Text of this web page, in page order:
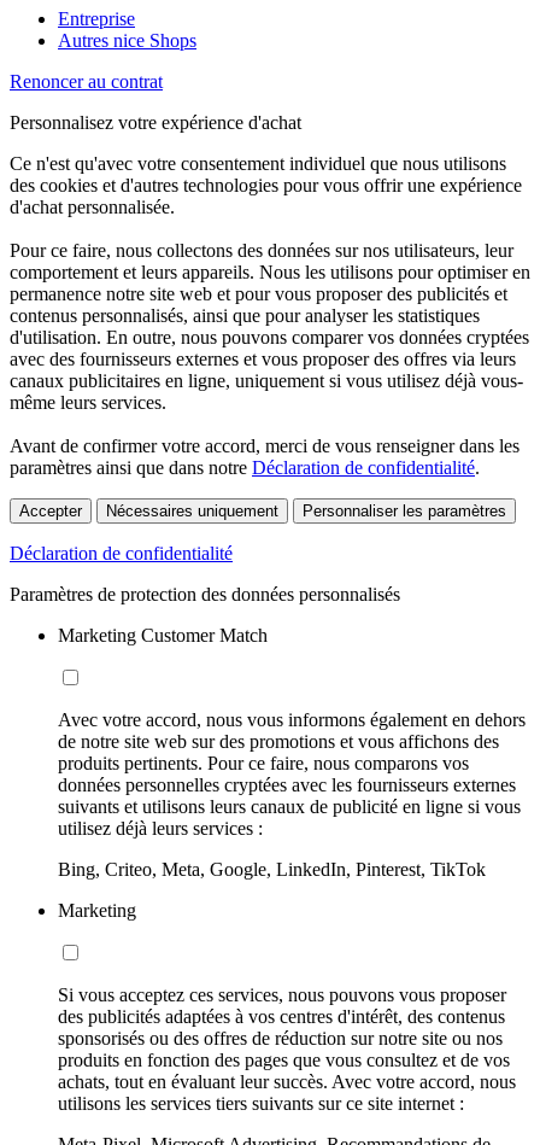
Entreprise
Autres nice Shops
Renoncer au contrat
Personnalisez votre expérience d'achat
Ce n'est qu'avec votre consentement individuel que nous utilisons
des cookies et d'autres technologies pour vous offrir une expérience
d'achat personnalisée.
Pour ce faire, nous collectons des données sur nos utilisateurs, leur
comportement et leurs appareils. Nous les utilisons pour optimiser en
permanence notre site web et pour vous proposer des publicités et
contenus personnalisés, ainsi que pour analyser les statistiques
d'utilisation. En outre, nous pouvons comparer vos données cryptées
avec des fournisseurs externes et vous proposer des offres via leurs
canaux publicitaires en ligne, uniquement si vous utilisez déjà vous-
même leurs services.
Avant de confirmer votre accord, merci de vous renseigner dans les
paramètres ainsi que dans notre Déclaration de confidentialité.
Accepter Nécessaires uniquement Personnaliser les paramètres
Déclaration de confidentialité
Paramètres de protection des données personnalisés
Marketing Customer Match
Avec votre accord, nous vous informons également en dehors
de notre site web sur des promotions et vous affichons des
produits pertinents. Pour ce faire, nous comparons vos
données personnelles cryptées avec les fournisseurs externes
suivants et utilisons leurs canaux de publicité en ligne si vous
utilisez déjà leurs services :
Bing, Criteo, Meta, Google, LinkedIn, Pinterest, TikTok
Marketing
Si vous acceptez ces services, nous pouvons vous proposer
des publicités adaptées à vos centres d'intérêt, des contenus
sponsorisés ou des offres de réduction sur notre site ou nos
produits en fonction des pages que vous consultez et de vos
achats, tout en évaluant leur succès. Avec votre accord, nous
utilisons les services tiers suivants sur ce site internet :